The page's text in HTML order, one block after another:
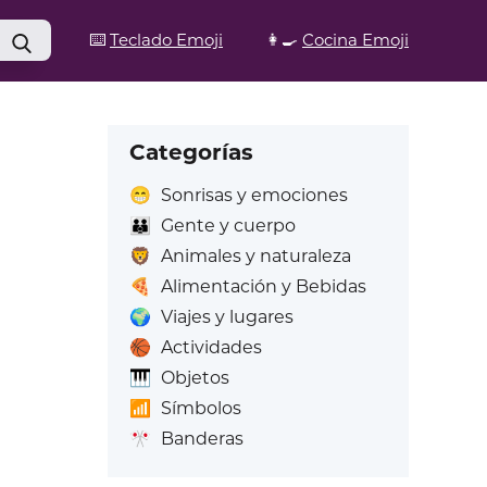
⌨️ Teclado Emoji 👩‍🍳 Cocina Emoji
Categorías
😁 Sonrisas y emociones
👪
Gente y cuerpo
🦁 Animales y naturaleza
🍕
Alimentación y Bebidas
🌍 Viajes y lugares
🏀 Actividades
🎹 Objetos
📶
Símbolos
🎌 Banderas